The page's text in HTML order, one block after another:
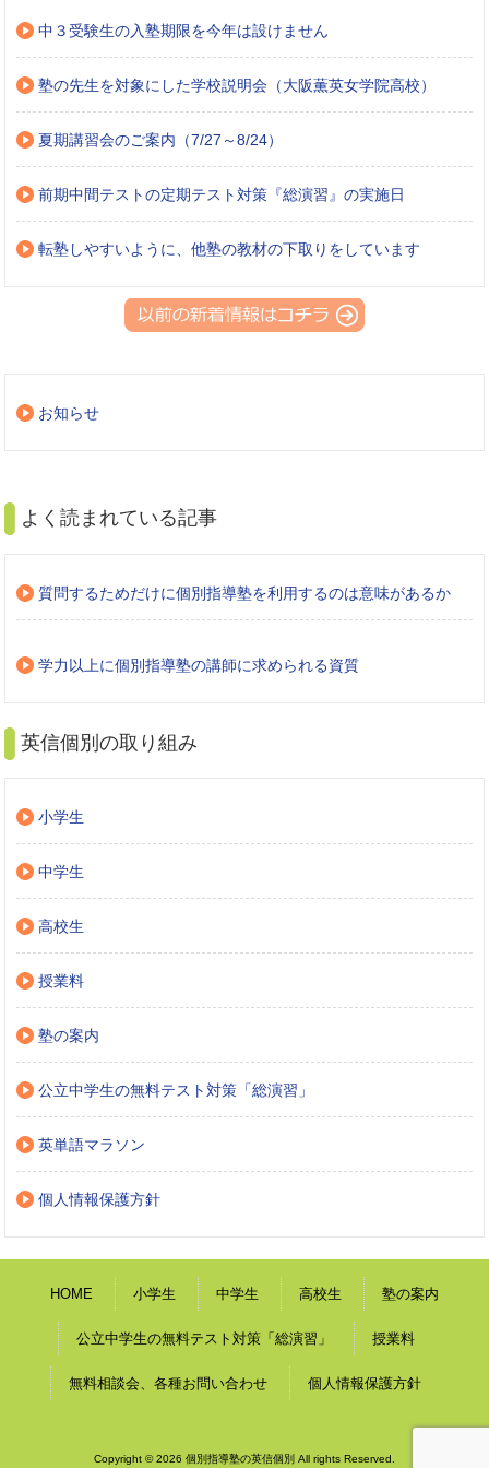
中３受験生の入塾期限を今年は設けません
塾の先生を対象にした学校説明会（大阪薫英女学院高校）
夏期講習会のご案内（7/27～8/24）
前期中間テストの定期テスト対策『総演習』の実施日
転塾しやすいように、他塾の教材の下取りをしています
お知らせ
よく読まれている記事
質問するためだけに個別指導塾を利用するのは意味があるか
学力以上に個別指導塾の講師に求められる資質
英信個別の取り組み
小学生
中学生
高校生
授業料
塾の案内
公立中学生の無料テスト対策「総演習」
英単語マラソン
個人情報保護方針
HOME 小学生 中学生 高校生 塾の案内
公立中学生の無料テスト対策「総演習」 授業料
無料相談会、各種お問い合わせ 個人情報保護方針
Copyright © 2026 個別指導塾の英信個別 All rights Reserved.